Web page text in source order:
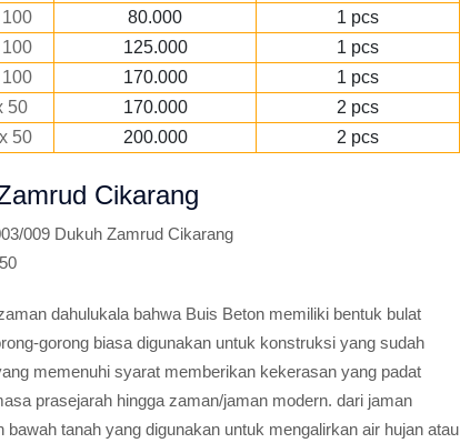
80.000
1 pcs
125.000
1 pcs
170.000
1 pcs
50
170.000
2 pcs
50
200.000 2 pcs
Cikarang
009 Dukuh Zamrud Cikarang
dahulukala bahwa Buis Beton memiliki bentuk bulat
gorong biasa digunakan untuk konstruksi yang sudah
memenuhi syarat memberikan kekerasan yang padat
prasejarah hingga zaman/jaman modern. dari jaman
tanah yang digunakan untuk mengalirkan air hujan atau